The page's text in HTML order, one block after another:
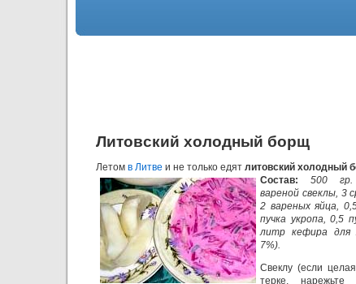
Литовский холодный борщ
Летом в Литве и не только едят литовский холодный
Состав: 500 гр.
вареной свеклы, 3
2 вареных яйца,
пучка укропа, 0,5
литр кефира для
7%).
Свеклу (если
терке,